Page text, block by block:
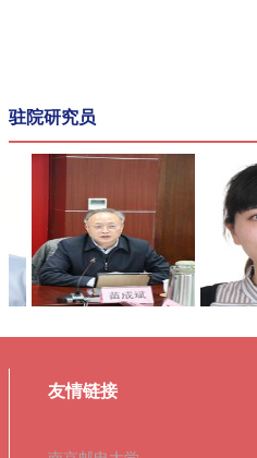
驻院研究员
友情链接